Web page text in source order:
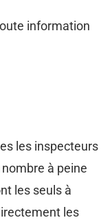
information
les inspecteurs
à peine
les seuls à
les